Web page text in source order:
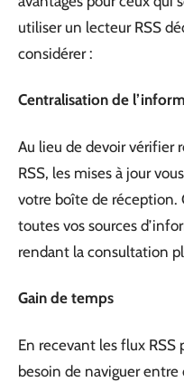
utiliser un lecteur RSS
considérer :
Centralisation de
Au lieu de devoir vérifier
RSS, les mises à jour
votre boîte de réception.
toutes vos sources
rendant la consultation
Gain de temps
En recevant les flux RSS
besoin de naviguer